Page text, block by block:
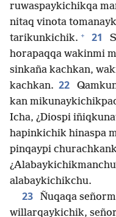
ruwaspaykichikqa
nitaq vinota
tarikunkichik. + 21
horapaqqa wakinmi
sinkaña kachkan,
kachkan. 22
kan
Icha, ¿Diospi
hapinkichik hinaspa
pinqaypi
alabaykichikchu.
23
Ñuqaqa
willarqaykichik,